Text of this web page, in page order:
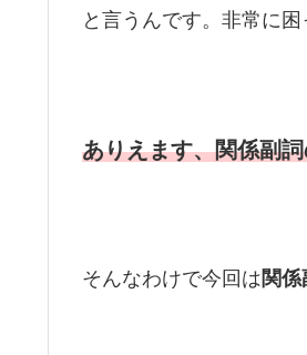
と言うんです。非常に
ありえます、関係副
そんなわけで今回は関